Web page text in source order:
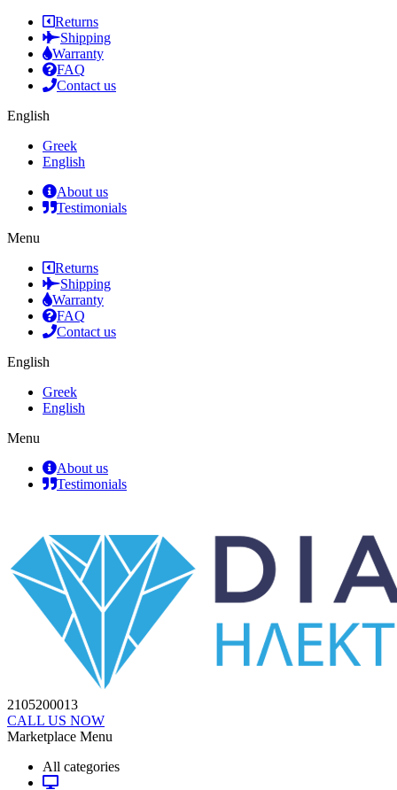
Returns
Shipping
Warranty
FAQ
Contact us
English
Greek
English
About us
Testimonials
Menu
Returns
Shipping
Warranty
FAQ
Contact us
English
Greek
English
Menu
About us
Testimonials
2105200013
CALL US NOW
Marketplace Menu
All categories